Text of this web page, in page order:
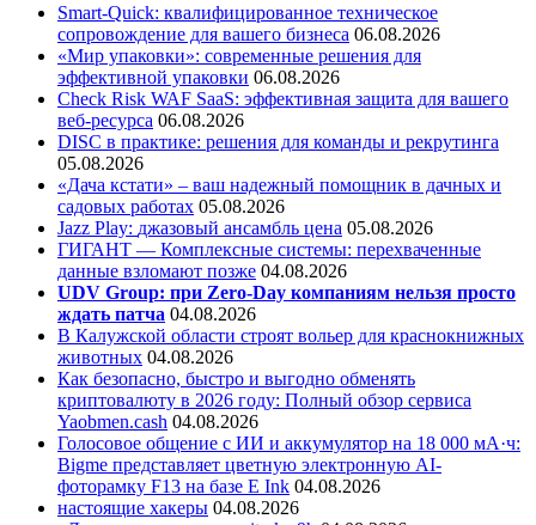
Smart-Quick: квалифицированное техническое
сопровождение для вашего бизнеса 06.08.2026
«Мир упаковки»: современные решения для
эффективной упаковки 06.08.2026
Check Risk WAF SaaS: эффективная защита для вашего
веб-ресурса 06.08.2026
DISC в практике: решения для команды и рекрутинга
05.08.2026
«Дача кстати» – ваш надежный помощник в дачных и
садовых работах 05.08.2026
Jazz Play: джазовый ансамбль цена 05.08.2026
ГИГАНТ — Комплексные системы: перехваченные
данные взломают позже 04.08.2026
UDV Group: при Zero-Day компаниям нельзя просто
ждать патча 04.08.2026
В Калужской области строят вольер для краснокнижных
животных 04.08.2026
Как безопасно, быстро и выгодно обменять
криптовалюту в 2026 году: Полный обзор сервиса
Yaobmen.cash 04.08.2026
Голосовое общение с ИИ и аккумулятор на 18 000 мА·ч:
Bigme представляет цветную электронную AI-
фоторамку F13 на базе E Ink 04.08.2026
настоящие хакеры 04.08.2026